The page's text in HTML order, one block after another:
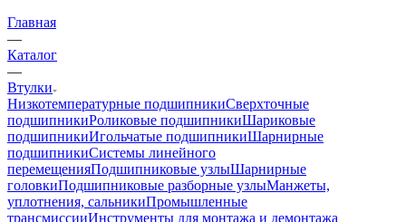
Главная
—
Каталог
—
Втулки
Низкотемпературные подшипникиСверхточные
подшипникиРоликовые подшипникиШариковые
подшипникиИгольчатые подшипникиШарнирные
подшипникиСистемы линейного
перемещенияПодшипниковые узлыШарнирные
головкиПодшипниковые разборные узлыМанжеты,
уплотнения, сальникиПромышленные
трансмиссииИнструменты для монтажа и демонтажа